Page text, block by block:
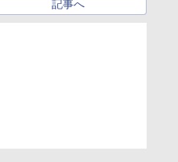
記事へ